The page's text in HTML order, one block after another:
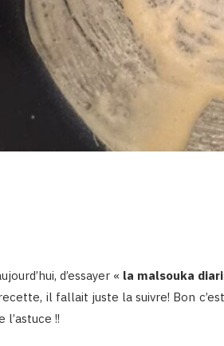
d’essayer « la malsouka
recette, il fallait juste la suivre! Bon
l’astuce !!